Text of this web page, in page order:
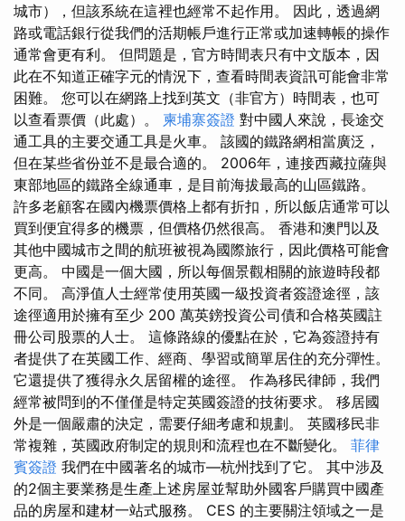
城市），但該系統在這裡也經常不起作用。 因此，透過網
路或電話銀行從我們的活期帳戶進行正常或加速轉帳的操作
通常會更有利。 但問題是，官方時間表只有中文版本，因
此在不知道正確字元的情況下，查看時間表資訊可能會非常
困難。 您可以在網路上找到英文（非官方）時間表，也可
以查看票價（此處）。 柬埔寨簽證 對中國人來說，長途交
通工具的主要交通工具是火車。 該國的鐵路網相當廣泛，
但在某些省份並不是最合適的。 2006年，連接西藏拉薩與
東部地區的鐵路全線通車，是目前海拔最高的山區鐵路。
許多老顧客在國內機票價格上都有折扣，所以飯店通常可以
買到便宜得多的機票，但價格仍然很高。 香港和澳門以及
其他中國城市之間的航班​​被視為國際旅行，因此價格可能會
更高。 中國是一個大國，所以每個景觀相關的旅遊時段都
不同。 高淨值人士經常使用英國一級投資者簽證途徑，該
途徑適用於擁有至少 200 萬英鎊投資公司債和合格英國註
冊公司股票的人士。 這條路線的優點在於，它為簽證持有
者提供了在英國工作、經商、學習或簡單居住的充分彈性。
它還提供了獲得永久居留權的途徑。 作為移民律師，我們
經常被問到的不僅僅是特定英國簽證的技術要求。 移居國
外是一個嚴肅的決定，需要仔細考慮和規劃。 英國移民非
常複雜，英國政府制定的規則和流程也在不斷變化。 菲律
賓簽證 我們在中國著名的城市—杭州找到了它。 其中涉及
的2個主要業務是生產上述房屋並幫助外國客戶購買中國產
品的房屋和建材一站式服務。 CES 的主要關注領域之一是